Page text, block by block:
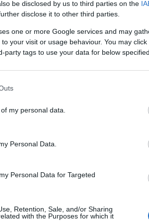
be disclosed by us to third parties on the
disclose it to other third parties.
one or more Google services and may
your visit or usage behaviour. You may
party tags to use your data for below
my personal data.
Personal Data.
Personal Data for Targeted
Retention, Sale, and/or Sharing
with the Purposes for which it
eszméjének elterjesztésében. De nemcsak
évről évre tesznek is azért, hogy zöldítsék a
meg, amely körül vígan sétálgatnak és síelnek,